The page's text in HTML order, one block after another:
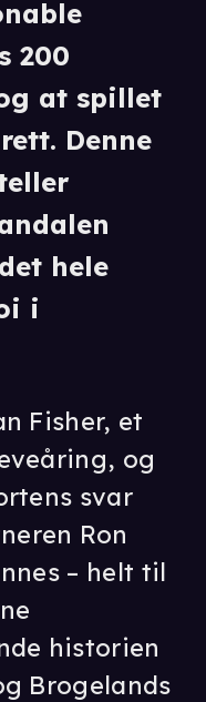
200
at spillet
Denne
hele
i
Fisher, et
og
svar
Ron
– helt til
historien
Brogelands